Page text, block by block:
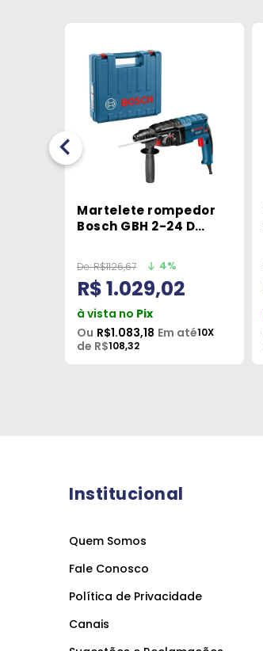
Martelete rompedor
Bosch GBH 2-24 D
De:R$1126,67 4%
R$ 1.029,02
à vista no Pix
Ou R$1.083,18 Em até10X
de R$108,32
Institucional
Quem Somos
Fale Conosco
Política de Privacidade
Canais